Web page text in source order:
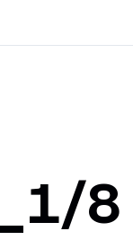
8